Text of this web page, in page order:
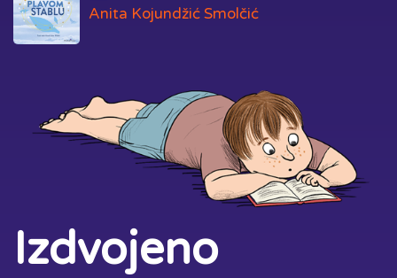
Anita Kojundžić Smolčić
Izdvojeno